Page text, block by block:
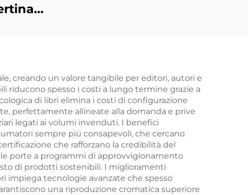
creando un valore tangibile per editori, autori e
riducono spesso i costi a lungo termine grazie a
di libri elimina i costi di configurazione
perfettamente allineate alla domanda e prive
legati ai volumi invenduti. I benefici
sempre più consapevoli, che cercano
che rafforzano la credibilità del
porte a programmi di approvvigionamento
di prodotti sostenibili. I miglioramenti
impiega tecnologie avanzate che spesso
una riproduzione cromatica superiore